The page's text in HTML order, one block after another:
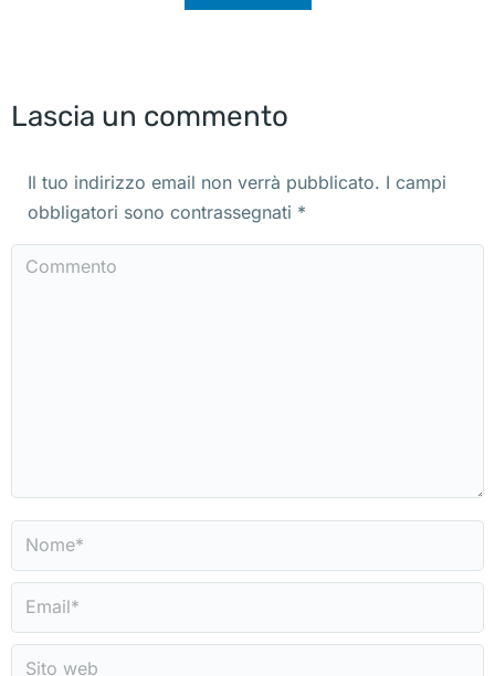
Lascia un commento
Il tuo indirizzo email non verrà pubblicato. I campi
obbligatori sono contrassegnati *
Commento
Nome *
Email *
Sito web